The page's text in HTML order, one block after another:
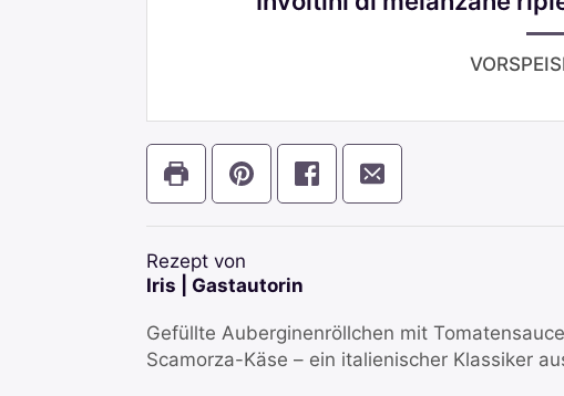
Rezept von
Iris | Gastautorin
Gefüllte Auberginenröllchen mit
Scamorza-Käse – ein italienischer Klassiker